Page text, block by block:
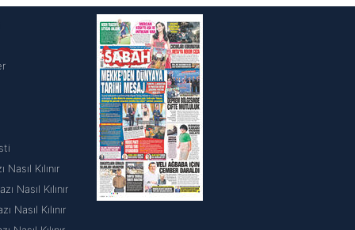
Nasıl Kılınır
Nasıl Kılınır
Nasıl Kılınır